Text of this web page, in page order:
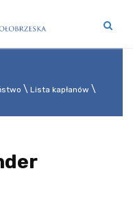
Lista kapłanów